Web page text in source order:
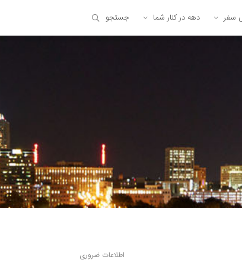
سفر دهه در کنار شما جستجو
اطلاعات ضروری